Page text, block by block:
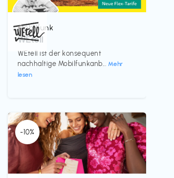
Mobilfunk
WEtell
WEtell ist der konsequent
nachhaltige Mobilfunkanb... Mehr
lesen
€‎
-10%